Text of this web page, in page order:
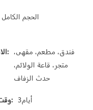
الحجم الكامل
الاستخدام: فندق، مطعم، مقهى،
متجر، قاعة الولائم،
حدث الزفاف
وقت العينة: أيام3